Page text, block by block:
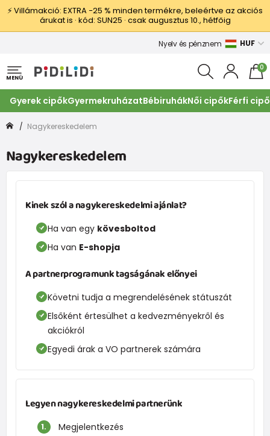
⚡ Villámakció: EXTRA −25 % minden termékre, beleértve az akciós
árukat is · kód: SUN25 · csak augusztus 10., hétfőig
Nyelv és pénznem HUF
MENÜ
0
Gyerek cipőkGyermekruházatBébiruhákNői cipőkFérfi
Nagykereskedelem
Nagykereskedelem
Kinek szól a nagykereskedelmi ajánlat?
Ha van egy kövesboltod
Ha van E-shopja
A partnerprogramunk tagságának előnyei
Követni tudja a megrendelésének státuszát
Elsőként értesülhet a kedvezményekről és
akciókról
Egyedi árak a VO partnerek számára
Legyen nagykereskedelmi partnerünk
Megjelentkezés